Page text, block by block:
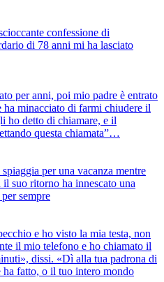
confessione di
di 78 anni mi ha lasciato
per anni, poi mio padre è entrato
minacciato di farmi chiudere il
ho detto di chiamare, e il
questa chiamata”…
per una vacanza mentre
suo ritorno ha innescato una
sempre
e ho visto la mia testa, non
il mio telefono e ho chiamato il
dissi. «Dì alla tua padrona di
fatto, o il tuo intero mondo